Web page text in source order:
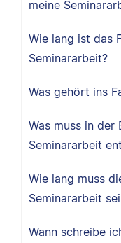
meine
Wie lang ist das
Seminararbeit?
Was gehört ins
Was muss in der
Seminararbeit
Wie lang muss
Seminararbeit
Wann schreibe